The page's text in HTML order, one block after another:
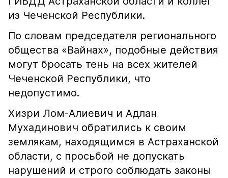
из Чеченской Республики.
По словам председателя регионального
общества «Вайнах», подобные действия
могут бросать тень на всех жителей
Чеченской Республики, что
недопустимо.
Хизри Лом-Алиевич и Адлан
Мухадинович обратились к своим
землякам, находящимся в Астраханской
области, с просьбой не допускать
нарушений и строго соблюдать законы